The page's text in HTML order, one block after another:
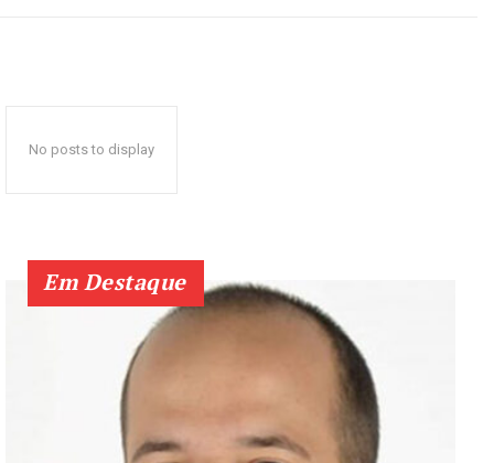
No posts to display
Em Destaque